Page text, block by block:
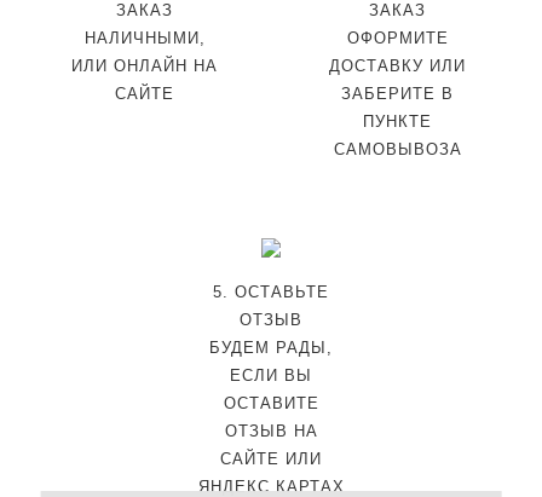
ЗАКАЗ
НАЛИЧНЫМИ,
ИЛИ ОНЛАЙН НА
САЙТЕ
ЗАКАЗ
ОФОРМИТЕ
ДОСТАВКУ ИЛИ
ЗАБЕРИТЕ В
ПУНКТЕ
САМОВЫВОЗА
5. ОСТАВЬТЕ
ОТЗЫВ
БУДЕМ РАДЫ,
ЕСЛИ ВЫ
ОСТАВИТЕ
ОТЗЫВ НА
САЙТЕ ИЛИ
ЯНДЕКС КАРТАХ